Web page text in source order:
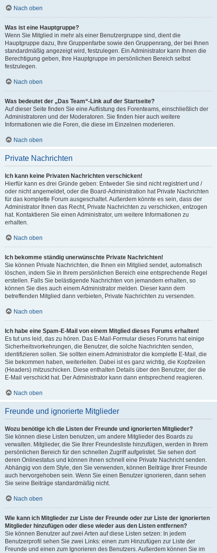
Nach oben
Was ist eine Hauptgruppe?
Wenn Sie Mitglied in mehr als einer Benutzergruppe sind, dient die
Hauptgruppe dazu, Ihre Gruppenfarbe sowie den Gruppenrang, der bei Ihnen
standardmäßig angezeigt wird, festzulegen. Ein Administrator kann Ihnen die
Berechtigung geben, Ihre Hauptgruppe im persönlichen Bereich selbst
festzulegen.
Nach oben
Was bedeutet der „Das Team“-Link auf der Startseite?
Auf dieser Seite finden Sie eine Auflistung des Forenteams, einschließlich der
Administratoren und der Moderatoren. Sie finden hier auch weitere
Informationen wie die Foren, die diese im Einzelnen moderieren.
Nach oben
Private Nachrichten
Ich kann keine Privaten Nachrichten verschicken!
Hierfür kann es drei Gründe geben: Entweder Sie sind nicht registriert und /
oder nicht angemeldet, oder die Board-Administration hat Private Nachrichten
für das komplette Forum ausgeschaltet. Außerdem könnte es sein, dass der
Administrator Ihnen das Recht, Private Nachrichten zu verschicken, entzogen
hat. Kontaktieren Sie einen Administrator, um weitere Informationen zu
erhalten.
Nach oben
Ich bekomme ständig unerwünschte Private Nachrichten!
Sie können Private Nachrichten, die Ihnen ein Mitglied sendet, automatisch
löschen, indem Sie in Ihrem persönlichen Bereich eine entsprechende Regel
erstellen. Falls Sie belästigende Nachrichten von jemandem erhalten, so
können Sie dies auch einem Administrator melden. Dieser kann dem
betreffenden Mitglied dann verbieten, Private Nachrichten zu versenden.
Nach oben
Ich habe eine Spam-E-Mail von einem Mitglied dieses Forums erhalten!
Es tut uns leid, das zu hören. Das E-Mail-Formular dieses Forums hat einige
Sicherheitsvorkehrungen, die Benutzer, die solche Nachrichten senden,
identifizieren sollen. Sie sollten einem Administrator die komplette E-Mail, die
Sie bekommen haben, weiterleiten. Dabei ist es ganz wichtig, die Kopfzeilen
(Headers) mitzuschicken. Diese enthalten Details über den Benutzer, der die
E-Mail verschickt hat. Der Administrator kann dann entsprechend reagieren.
Nach oben
Freunde und ignorierte Mitglieder
Wozu benötige ich die Listen der Freunde und ignorierten Mitglieder?
Sie können diese Listen benutzen, um andere Mitglieder des Boards zu
verwalten. Mitglieder, die Sie Ihrer Freundesliste hinzufügen, werden in Ihrem
persönlichen Bereich für den schnellen Zugriff aufgelistet. Sie sehen dort
deren Onlinestatus und können ihnen schnell eine Private Nachricht senden.
Abhängig von dem Style, den Sie verwenden, können Beiträge Ihrer Freunde
auch hervorgehoben sein. Wenn Sie einen Benutzer ignorieren, dann sehen
Sie seine Beiträge standardmäßig nicht.
Nach oben
Wie kann ich Mitglieder zur Liste der Freunde oder zur Liste der ignorierten
Mitglieder hinzufügen oder diese wieder aus den Listen entfernen?
Sie können Benutzer auf zwei Arten auf diese Listen setzen: In jedem
Benutzerprofil sehen Sie zwei Links: einen zum Hinzufügen zur Liste der
Freunde und einen zum Ignorieren des Benutzers. Außerdem können Sie im